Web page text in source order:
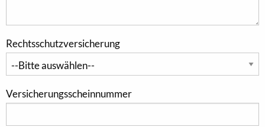
Rechtsschutzversicherung
Versicherungsscheinnummer